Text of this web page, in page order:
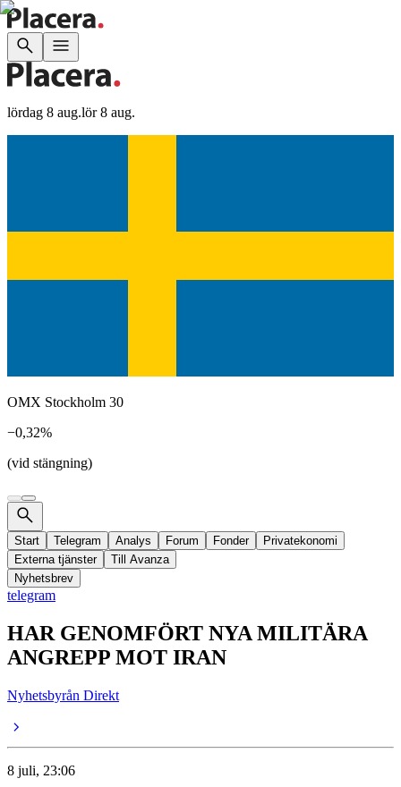
lördag 8 aug.lör 8 aug.
OMX Stockholm 30
−0,32%
(vid stängning)
Start Telegram Analys Forum Fonder
Privatekonomi
Externa tjänster
Till Avanza
Nyhetsbrev
telegram
HAR GENOMFÖRT NYA MILITÄRA
ANGREPP MOT IRAN
Nyhetsbyrån Direkt
8 juli, 23:06